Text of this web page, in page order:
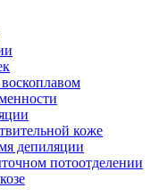
коже
депиляции
потоотделении